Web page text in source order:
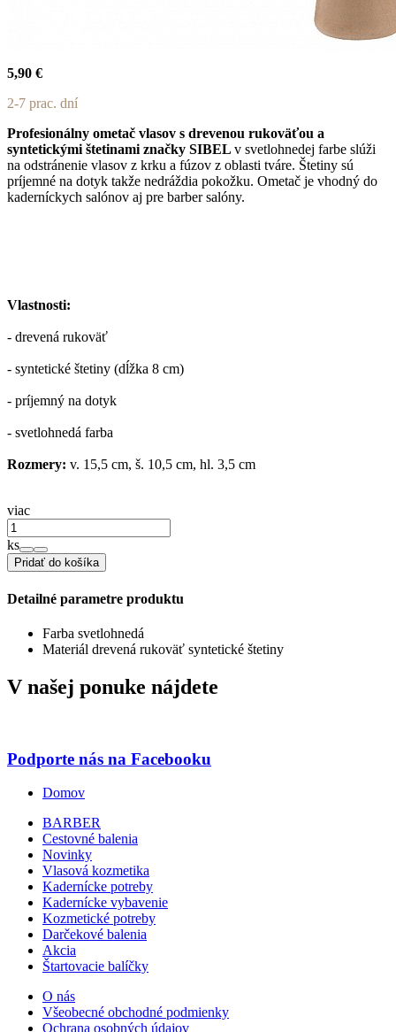
5,90 €
2-7 prac. dní
Profesionálny ometač vlasov s drevenou rukoväťou a
syntetickými štetinami značky SIBEL v svetlohnedej farbe slúži
na odstránenie vlasov z krku a fúzov z oblasti tváre. Štetiny sú
príjemné na dotyk takže nedráždia pokožku. Ometač je vhodný do
kaderníckych salónov aj pre barber salóny.
Vlastnosti:
- drevená rukoväť
- syntetické štetiny (dĺžka 8 cm)
- príjemný na dotyk
- svetlohnedá farba
Rozmery: v. 15,5 cm, š. 10,5 cm, hl. 3,5 cm
viac
ks
Pridať do košíka
Detailné parametre produktu
Farba svetlohnedá
Materiál drevená rukoväť syntetické štetiny
V našej ponuke nájdete
Podporte nás na Facebooku
Domov
BARBER
Cestovné balenia
Novinky
Vlasová kozmetika
Kadernícke potreby
Kadernícke vybavenie
Kozmetické potreby
Darčekové balenia
Akcia
Štartovacie balíčky
O nás
Všeobecné obchodné podmienky
Ochrana osobných údajov